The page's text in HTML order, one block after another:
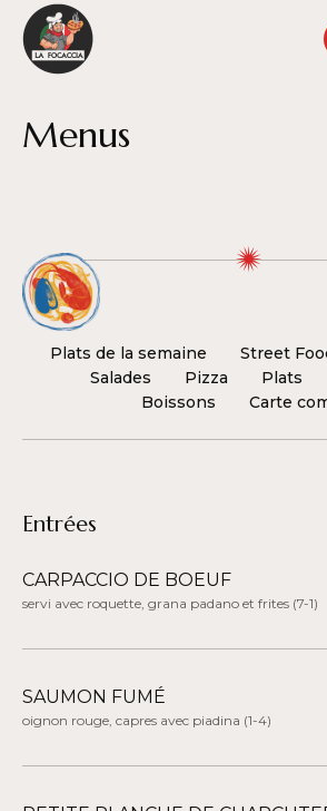
Menus
Plats de la semaine Street
Salades
Pizza Plats
Boissons
Carte
Entrées
CARPACCIO DE BOEUF
servi avec roquette, grana padano et frites (7-1)
SAUMON FUMÉ
oignon rouge, capres avec piadina (1-4)